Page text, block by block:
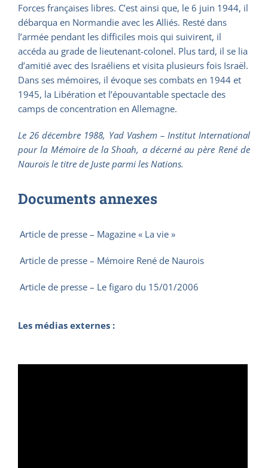
Forces françaises libres. C’est ainsi que, le 6 juin 1944, il
débarqua en Normandie avec les Alliés. Resté dans
l’armée pendant les difficiles mois qui suivirent, il
accéda au grade de lieutenant-colonel. Plus tard, il se lia
d’amitié avec des Israéliens et visita plusieurs fois Israël.
Dans ses mémoires, il évoque ses combats en 1944 et
1945, la Libération et l’épouvantable spectacle des
camps de concentration en Allemagne.
Le 26 décembre 1988, Yad Vashem – Institut International
pour la Mémoire de la Shoah, a décerné au père René de
Naurois le titre de Juste parmi les Nations.
Documents annexes
Article de presse – Magazine « La vie »
Article de presse – Mémoire René de Naurois
Article de presse – Le figaro du 15/01/2006
Les médias externes :